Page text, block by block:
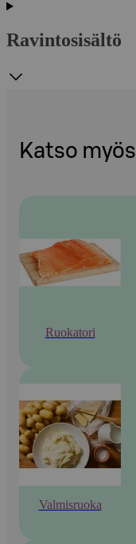
Ravintosisältö
Katso myös
Ruokatori
Valmisruoka